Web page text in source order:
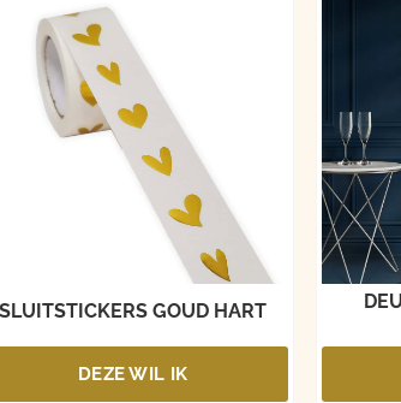
SLUITSTICKERS GOUD HART
DEZE WIL IK